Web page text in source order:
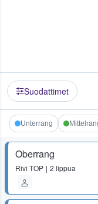
Suodattimet
Unterrang
Oberrang
Rivi TOP 2 lippua